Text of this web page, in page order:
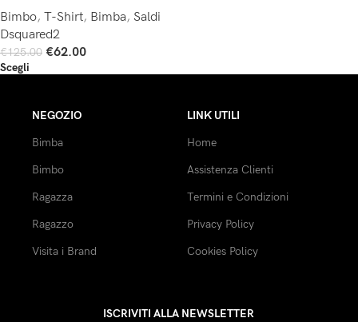
Bimbo, T-Shirt, Bimba, Saldi
Dsquared2
€125.00 €62.00
Scegli
NEGOZIO
Bimba
Bimbo
Ragazza
Ragazzo
Visita i Brand
LINK UTILI
Home
Assistenza Clienti
Termini e Condizioni
Privacy Policy
Cookies Policy
ISCRIVITI ALLA NEWSLETTER